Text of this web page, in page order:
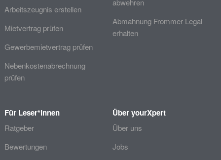
Arbeitszeugnis erstellen
Mietvertrag prüfen
Gewerbemietvertrag prüfen
Nebenkostenabrechnung
prüfen
abwehren
Abmahnung Frommer Legal
erhalten
Für Leser*innen
Ratgeber
Bewertungen
Über yourXpert
Über uns
Jobs